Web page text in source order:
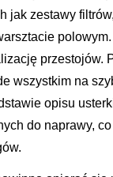
jak zestawy
przestojów.
wszystkim na
opisu
do naprawy,